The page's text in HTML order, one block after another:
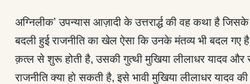
अग्निलीक’ उपन्यास आज़ादी के उत्तरार्द्ध की वह कथा है
बदली हुई राजनीति का खेल ऐसा कि उनके मंतव्य भी बदल
क़त्ल से शुरू होती है, उसकी गुत्थी मुखिया लीलाधर यादव
राजनीति क्या हो सकती है, इसे भावी मुखिया लीलाधर यादव